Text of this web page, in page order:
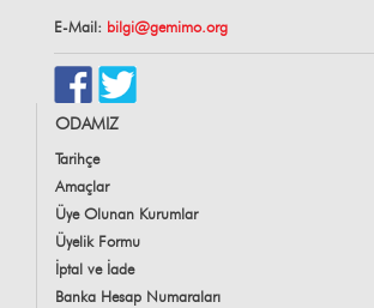
E-Mail: bilgi@gemimo.org
ODAMIZ
Tarihçe
Amaçlar
Üye Olunan Kurumlar
Üyelik Formu
İptal ve İade
Banka Hesap Numaraları